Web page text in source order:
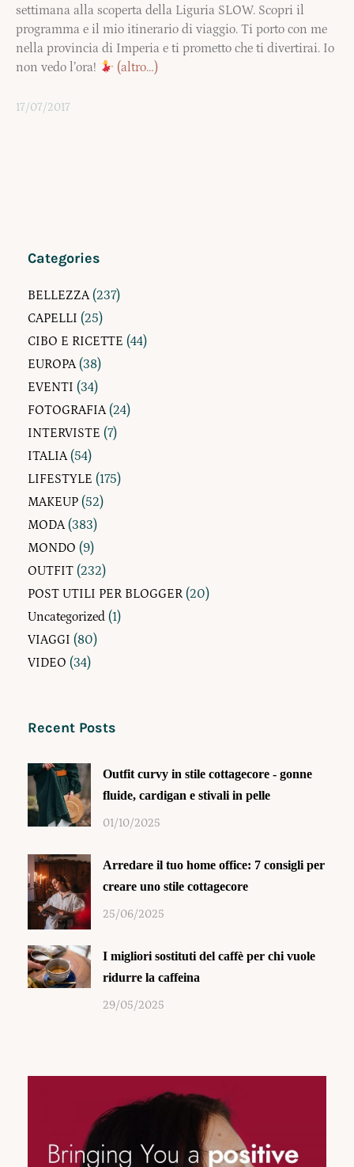
settimana alla scoperta della Liguria SLOW. Scopri il
programma e il mio itinerario di viaggio. Ti porto con me
nella provincia di Imperia e ti prometto che ti divertirai. Io
non vedo l’ora!
(altro…)
17/07/2017
Categories
BELLEZZA(237)
CAPELLI (25)
CIBO E RICETTE (44)
EUROPA(38)
EVENTI (34)
FOTOGRAFIA(24)
INTERVISTE (7)
ITALIA(54)
LIFESTYLE (175)
MAKEUP (52)
MODA(383)
MONDO (9)
OUTFIT (232)
POST UTILI PER BLOGGER (20)
Uncategorized (1)
VIAGGI (80)
VIDEO (34)
Recent Posts
Outfit curvy in stile cottagecore - gonne
fluide, cardigan e stivali in pelle
01/10/2025
Arredare il tuo home office: 7 consigli per
creare uno stile cottagecore
25/06/2025
I migliori sostituti del caffè per chi vuole
ridurre la caffeina
29/05/2025